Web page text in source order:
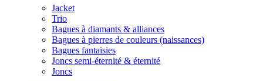
Jacket
Trio
Bagues à diamants & alliances
Bagues à pierres de couleurs (naissances)
Bagues fantaisies
Joncs semi-éternité & éternité
Joncs